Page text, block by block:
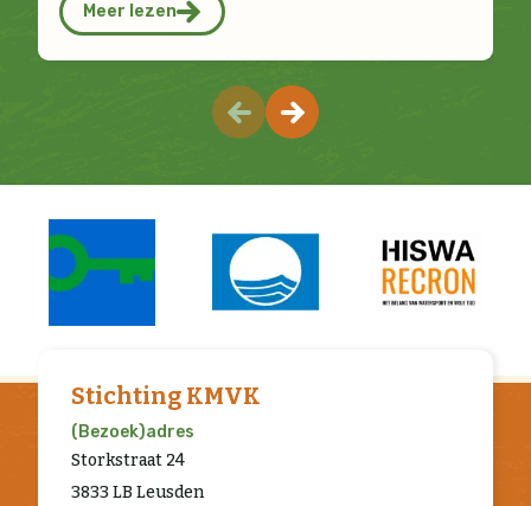
Meer lezen
Stichting KMVK
(Bezoek)adres
Storkstraat 24
3833 LB Leusden